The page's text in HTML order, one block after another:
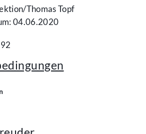
​Thomas Topf
04.06.2020